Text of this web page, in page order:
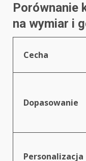
Porównanie
na wymiar i
Cecha
Dopasowanie
Personalizacja